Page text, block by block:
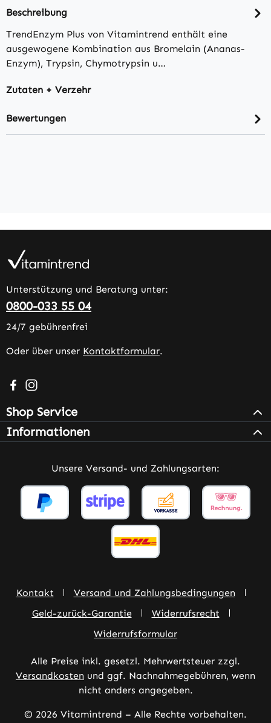
Beschreibung
TrendEnzym Plus von Vitamintrend enthält eine
ausgewogene Kombination aus Bromelain (Ananas-
Enzym), Trypsin, Chymotrypsin u…
Zutaten + Verzehr
Bewertungen
Unterstützung und Beratung unter:
0800-033 55 04
24/7 gebührenfrei
Oder über unser Kontaktformular.
Besuche uns auf Facebook – öffnet in neuem Tab
Schau auf Instagram vorbei – öffnet in neuem Tab
Shop Service
Informationen
Unsere Versand- und Zahlungsarten:
Kontakt
Versand und Zahlungsbedingungen
Geld-zurück-Garantie
Widerrufsrecht
Widerrufsformular
Alle Preise inkl. gesetzl. Mehrwertsteuer zzgl.
Versandkosten und ggf. Nachnahmegebühren, wenn
nicht anders angegeben.
© 2026 Vitamintrend – Alle Rechte vorbehalten.